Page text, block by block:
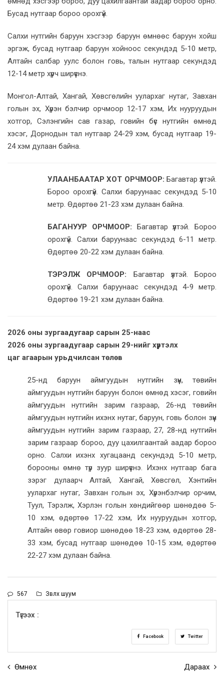
Бусад нутгаар бороо орохгүй.
Салхи нутгийн баруун хэсгээр баруун өмнөөс баруун хойш
эргэж, бусад нутгаар баруун хойноос секундэд 5-10 метр,
Алтайн салбар уулс болон говь, талын нутгаар секундэд
12-14 метр хүрч ширүүснэ.
Монгол-Алтай, Хангай, Хөвсгөлийн уулархаг нутаг, Завхан
голын эх, Хүрэн бэлчир орчмоор 12-17 хэм, Их нууруудын
хотгор, Сэлэнгийн сав газар, говийн бүс нутгийн өмнөд
хэсэг, Дорнодын тал нутгаар 24-29 хэм, бусад нутгаар 19-
24 хэм дулаан байна.
УЛААНБААТАР ХОТ ОРЧМООР: Багавтар үүлтэй.
Бороо орохгүй. Салхи баруунаас секундэд 5-10
метр. Өдөртөө 21-23 хэм дулаан байна.
БАГАНУУР ОРЧМООР: Багавтар үүлтэй. Бороо
орохгүй. Салхи баруунаас секундэд 6-11 метр.
Өдөртөө 20-22 хэм дулаан байна.
ТЭРЭЛЖ ОРЧМООР: Багавтар үүлтэй. Бороо
орохгүй. Салхи баруунаас секундэд 4-9 метр.
Өдөртөө 19-21 хэм дулаан байна.
2026 оны зургаадугаар сарын 25-наас
2026 оны зургаадугаар сарын 29-нийг хүртэлх
цаг агаарын урьдчилсан төлөв
25-нд баруун аймгуудын нутгийн зүүн, төвийн
аймгуудын нутгийн баруун болон өмнөд хэсэг, говийн
аймгуудын нутгийн зарим газраар, 26-нд төвийн
аймгуудын нутгийн ихэнх нутаг, баруун, говь болон зүүн
аймгуудын нутгийн зарим газраар, 27, 28-нд нутгийн
зарим газраар бороо, дуу цахилгаантай аадар бороо
орно. Салхи ихэнх хугацаанд секундэд 5-10 метр,
борооны өмнө түр зуур ширүүснэ. Ихэнх нутгаар бага
зэрэг дулаарч Алтай, Хангай, Хөвсгөл, Хэнтийн
уулархаг нутаг, Завхан голын эх, Хүрэнбэлчир орчим,
Туул, Тэрэлж, Хэрлэн голын хөндийгөөр шөнөдөө 5-
10 хэм, өдөртөө 17-22 хэм, Их нууруудын хотгор,
Алтайн өвөр говиор шөнөдөө 18-23 хэм, өдөртөө 28-
33 хэм, бусад нутгаар шөнөдөө 10-15 хэм, өдөртөө
22-27 хэм дулаан байна.
567 Зөвлөх шуум
Түгээх :
Facebook Twitter
Өмнөх Дараах